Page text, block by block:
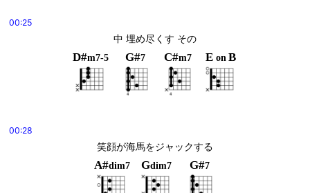
00:25
中 埋め尽くす その
D#m7-5 G#7 C#m7 E on B
00:28
笑顔が海馬をジャックする
A#dim7 Gdim7 G#7